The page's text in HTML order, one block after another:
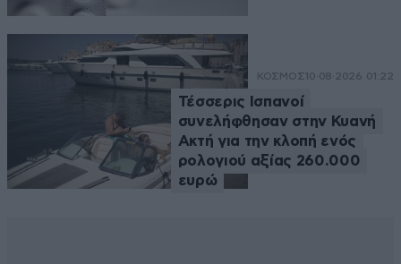
ΚΟΣΜΟΣ 10·08·2026 01:22
Τέσσερις Ισπανοί
συνελήφθησαν στην Κυανή
Ακτή για την κλοπή ενός
ρολογιού αξίας 260.000
ευρώ